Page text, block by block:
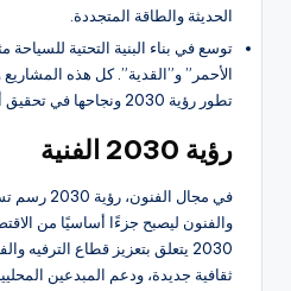
الحديثة والطاقة المتجددة.
توسع في بناء البنية التحتية للسياحة
الأحمر” و”القدية”. كل هذه
تطور رؤية 2030 ونجاحها في تحقيق أهدافها تدريجيًا.
رؤية 2030 الفنية
في مجال
والفنون ليصبح جزءًا أساسيًا من
2030 يتعلق بتعزيز قطاع
ثقافية جديدة، ودعم المبدعين